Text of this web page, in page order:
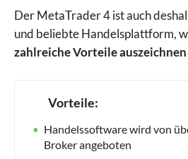
Der MetaTrader 4 ist auch
und beliebte Handelsplattform,
zahlreiche Vorteile
Vorteile:
Handelssoftware wird von
Broker angeboten